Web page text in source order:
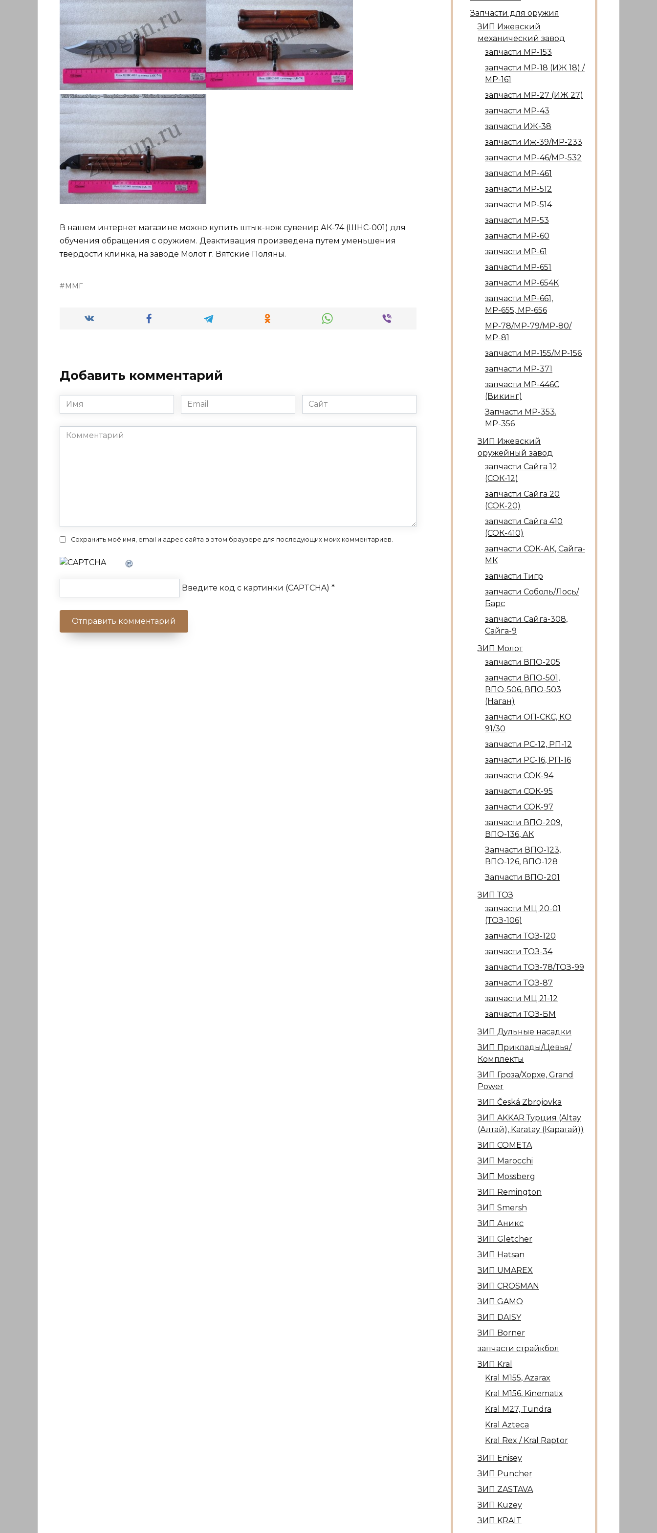
В нашем интернет магазине можно купить штык-нож сувенир АК-74 (ШНС-001) для
обучения обращения с оружием. Деактивация произведена путем уменьшения
твердости клинка, на заводе Молот г. Вятские Поляны.
ММГ
Добавить комментарий
Имя
*
Email
*
Сайт
Комментарий
Сохранить моё имя, email и адрес сайта в этом браузере для последующих моих комментариев.
Введите код с картинки (CAPTCHA) *
Запчасти для оружия
ЗИП Ижевский
механический завод
запчасти МР-153
запчасти МР-18 (ИЖ 18) /
МР-161
запчасти МР-27 (ИЖ 27)
запчасти МР-43
запчасти ИЖ-38
запчасти Иж-39/МР-233
запчасти МР-46/МР-532
запчасти МР-461
запчасти МР-512
запчасти МР-514
запчасти МР-53
запчасти МР-60
запчасти МР-61
запчасти МР-651
запчасти МР-654К
запчасти МР-661,
МР-655, МР-656
МР-78/МР-79/МР-80/
МР-81
запчасти МР-155/МР-156
запчасти МР-371
запчасти МР-446С
(Викинг)
Запчасти МР-353.
МР-356
ЗИП Ижевский
оружейный завод
запчасти Сайга 12
(СОК-12)
запчасти Сайга 20
(СОК-20)
запчасти Сайга 410
(СОК-410)
запчасти СОК-АК, Сайга-
МК
запчасти Тигр
запчасти Соболь/Лось/
Барс
запчасти Сайга-308,
Сайга-9
ЗИП Молот
запчасти ВПО-205
запчасти ВПО-501,
ВПО-506, ВПО-503
(Наган)
запчасти ОП-СКС, КО
91/30
запчасти РС-12, РП-12
запчасти РС-16, РП-16
запчасти СОК-94
запчасти СОК-95
запчасти СОК-97
запчасти ВПО-209,
ВПО-136, АК
Запчасти ВПО-123,
ВПО-126, ВПО-128
Запчасти ВПО-201
ЗИП ТОЗ
запчасти МЦ 20-01
(ТОЗ-106)
запчасти ТОЗ-120
запчасти ТОЗ-34
запчасти ТОЗ-78/ТОЗ-99
запчасти ТОЗ-87
запчасти МЦ 21-12
запчасти ТОЗ-БМ
ЗИП Дульные насадки
ЗИП Приклады/Цевья/
Комплекты
ЗИП Гроза/Хорхе, Grand
Power
ЗИП Česká Zbrojovka
ЗИП AKKAR Турция (Altay
(Алтай), Karatay (Каратай))
ЗИП COMETA
ЗИП Marocсhi
ЗИП Mossberg
ЗИП Remington
ЗИП Smersh
ЗИП Аникс
ЗИП Gletcher
ЗИП Hatsan
ЗИП UMAREX
ЗИП CROSMAN
ЗИП GAMO
ЗИП DAISY
ЗИП Borner
запчасти страйкбол
ЗИП Kral
Kral М155, Azarax
Kral М156, Kinematix
Kral М27, Tundra
Kral Azteca
Kral Rex / Kral Raptor
ЗИП Enisey
ЗИП Puncher
ЗИП ZASTAVA
ЗИП Kuzey
ЗИП KRAIT